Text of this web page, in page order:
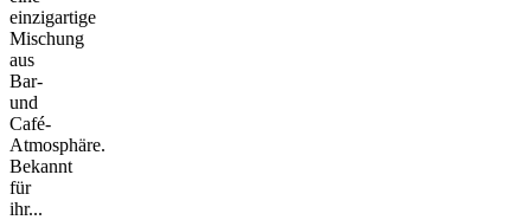
einzigartige
Mischung
aus
Bar-
und
Café-
Atmosphäre.
Bekannt
für
ihr...